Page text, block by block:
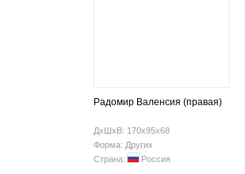
Радомир Валенсия (правая)
ДхШхВ: 170х95х68
Форма: Других
Страна:
Россия